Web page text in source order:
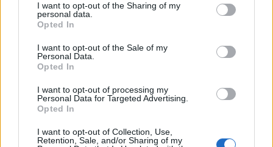
not limited to your visit or usage behaviour. You may click to
grant or deny consent to Google and its third-party tags to
use your data for below specified purposes in below Google
consent section.
I want to opt-out of the Sharing of my
personal data.
Opted In
I want to opt-out of the Sale of my
Personal Data.
Opted In
I want to opt-out of processing my
Personal Data for Targeted Advertising.
Opted In
I want to opt-out of Collection, Use,
Retention, Sale, and/or Sharing of my
Paolo Pinna